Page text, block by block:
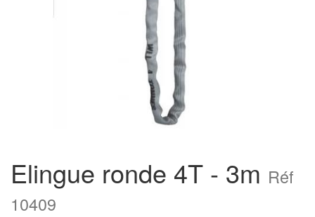
Elingue ronde 4T - 3m Réf
10409